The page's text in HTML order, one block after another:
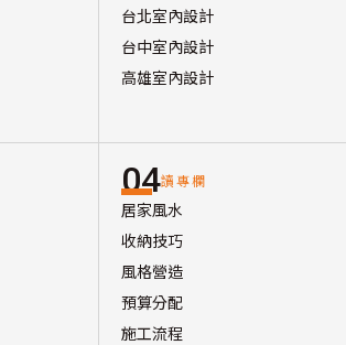
台北室內設計
台中室內設計
高雄室內設計
04讀專欄
居家風水
收納技巧
風格營造
預算分配
施工流程